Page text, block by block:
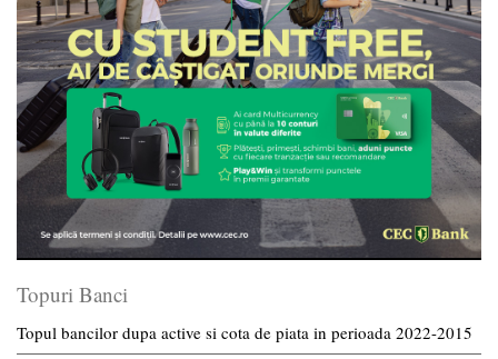
Topuri Banci
Topul bancilor dupa active si cota de piata in perioada 2022-2015